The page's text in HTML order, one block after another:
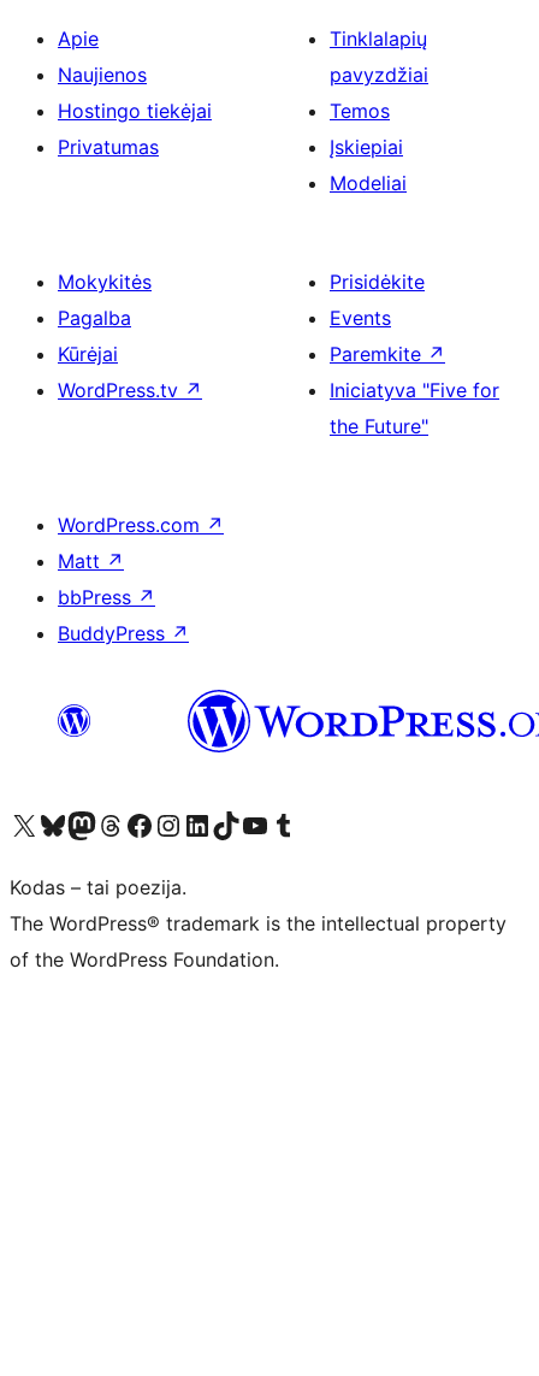
Apie
Naujienos
Hostingo tiekėjai
Privatumas
Tinklalapių
pavyzdžiai
Temos
Įskiepiai
Modeliai
Mokykitės
Pagalba
Kūrėjai
WordPress.tv ↗
Prisidėkite
Events
Paremkite ↗
Iniciatyva "Five for
the Future"
WordPress.com ↗
Matt ↗
bbPress ↗
BuddyPress ↗
Visit our X (formerly Twitter) account
Apsilankykite mūsų Bluesky paskyroje
Visit our Mastodon account
Apsilankykite mūsų Threads paskyroje
Visit our Facebook page
Visit our Instagram account
Visit our LinkedIn account
Apsilankykite mūsų TikTok paskyroje
Visit our YouTube channel
Apsilankykite mūsų Tumblr paskyroje
Kodas – tai poezija.
The WordPress® trademark is the intellectual property
of the WordPress Foundation.